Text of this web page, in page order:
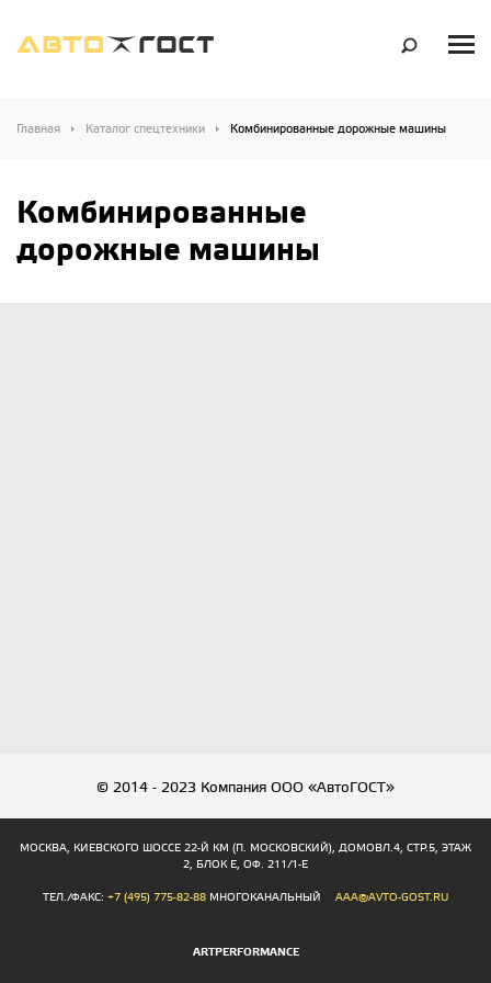
Главная Каталог спецтехники Комбинированные дорожные машины
Комбинированные
дорожные машины
© 2014 - 2023 Компания ООО «АвтоГОСТ»
МОСКВА, КИЕВСКОГО ШОССЕ 22-Й КМ (П. МОСКОВСКИЙ), ДОМОВЛ.4, СТР.5, ЭТАЖ
2, БЛОК Е, ОФ. 211/1-Е
ТЕЛ./ФАКС: +7 (495) 775-82-88 МНОГОКАНАЛЬНЫЙ AAA@AVTO-GOST.RU
ARTPERFORMANCE